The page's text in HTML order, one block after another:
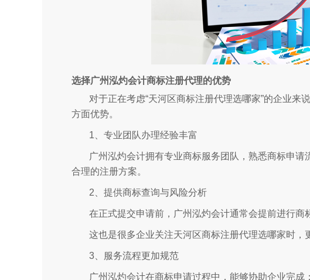
选择广州泓灼会计商标注册代理的优势
对于正在考虑“天河区商标注册代理选哪家”的企业来
方面优势。
1、专业团队办理经验丰富
广州泓灼会计拥有专业商标服务团队，熟悉商标申
合理的注册方案。
2、提供商标查询与风险分析
在正式提交申请前，广州泓灼会计通常会提前进行商
这也是很多企业关注天河区商标注册代理选哪家时，
3、服务流程更加规范
广州泓灼会计在商标申请过程中，能够协助企业完成：